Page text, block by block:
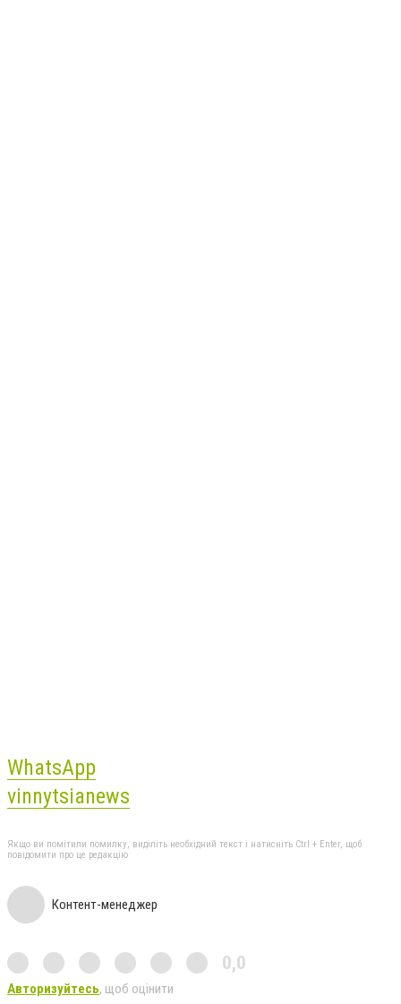
WhatsApp
vinnytsianews
Якщо ви помітили помилку, виділіть необхідний текст і натисніть Ctrl + Enter, щоб
повідомити про це редакцію
Контент-менеджер
0,0
Авторизуйтесь, щоб оцінити